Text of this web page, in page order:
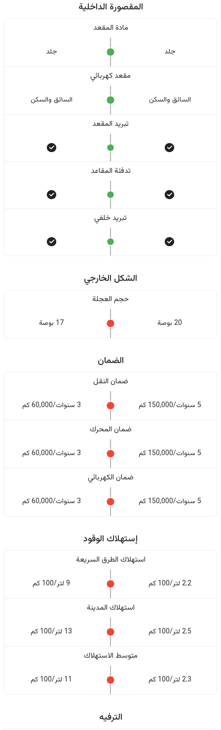
المقصورة الداخلية
مادة المقعد
جلد جلد
مقعد كهربائي
السائق والسکن السائق والسکن
تبريد المقعد
تدفئة المقاعد
تبريد خلفي
الشكل الخارجي
حجم العجلة
20 بوصة 17 بوصة
الضمان
ضمان النقل
5 سنوات/150,000 كم 3 سنوات/60,000 كم
ضمان المحرك
5 سنوات/150,000 كم 3 سنوات/60,000 كم
ضمان الكهربائي
5 سنوات/150,000 كم 3 سنوات/60,000 كم
إستهلاك الوقود
استهلاك الطرق السريعة
2.2 لتر/100 كم 9 لتر/100 كم
استهلاك المدينة
2.5 لتر/100 كم 13 لتر/100 كم
متوسط الاستهلاك
2.3 لتر/100 كم 11 لتر/100 كم
الترفيه